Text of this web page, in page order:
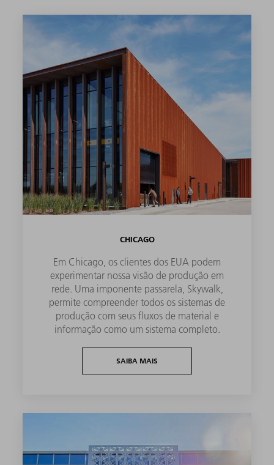
CHICAGO
Em Chicago, os clientes dos EUA podem
experimentar nossa visão de produção em
rede. Uma imponente passarela, Skywalk,
permite compreender todos os sistemas de
produção com seus fluxos de material e
informação como um sistema completo.
SAIBA MAIS